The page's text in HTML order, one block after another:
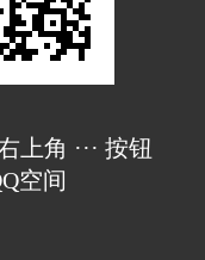
上角 ··· 按钮
空间